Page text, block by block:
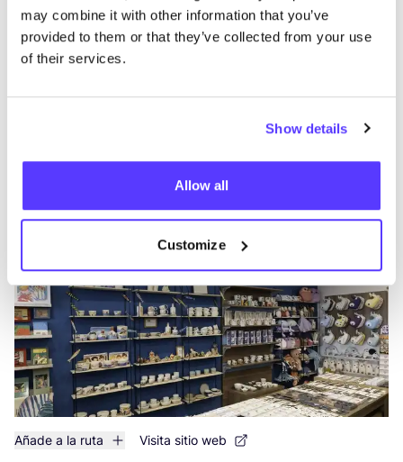
may combine it with other information that you’ve
provided to them or that they’ve collected from your use
of their services.
Show details
Allow all
Customize
Ulica Decumanus 5, Poreč
Añade a la ruta Visita sitio web